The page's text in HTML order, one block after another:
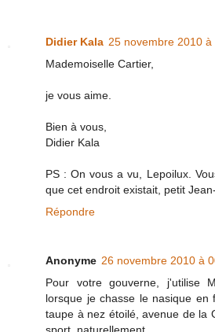
Didier Kala 25 novembre 2010 à
Mademoiselle Cartier,
je vous aime.
Bien à vous,
Didier Kala
PS : On vous a vu, Lepoilux.
que cet endroit existait, petit
Répondre
Anonyme 26 novembre 2010 à
Pour votre gouverne, j'utilise
lorsque je chasse le nasique en
taupe à nez étoilé, avenue de la